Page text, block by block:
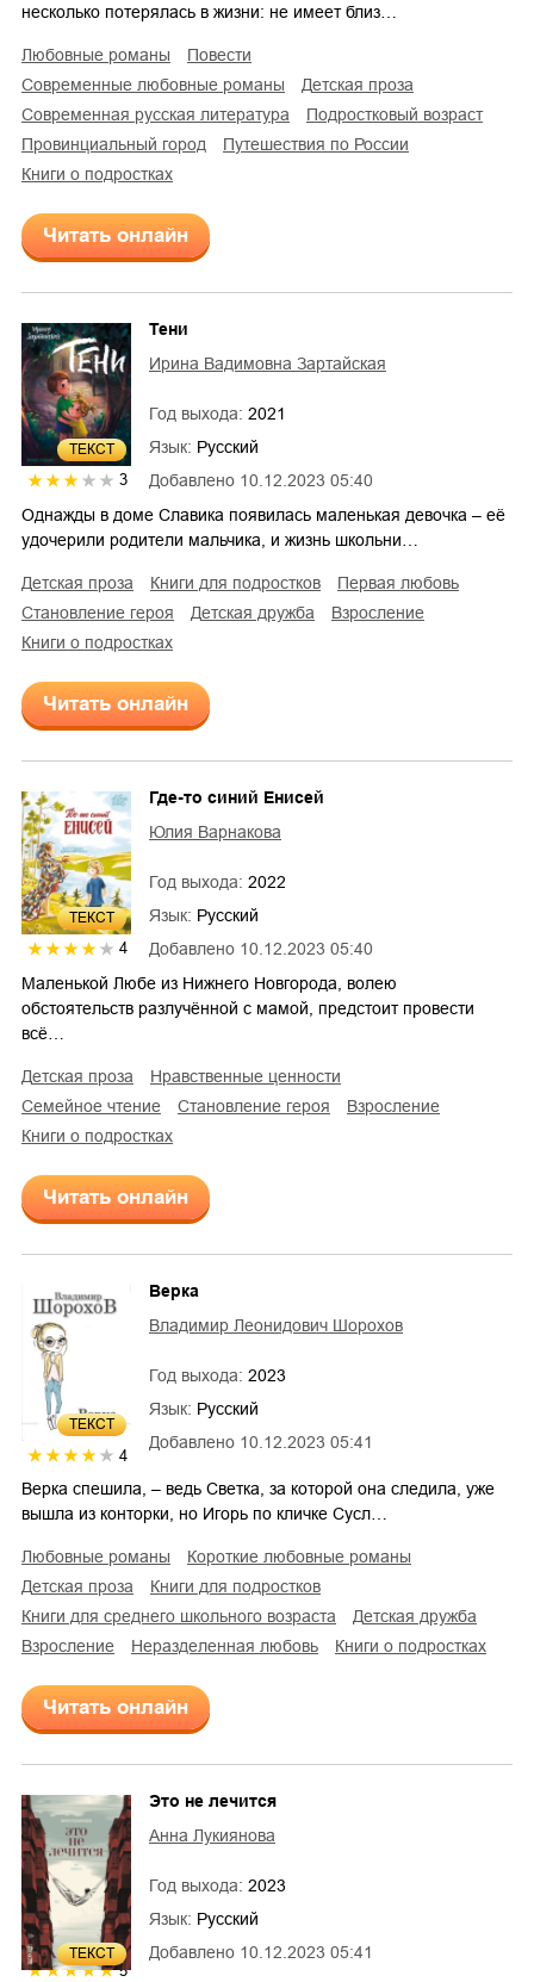
несколько потерялась в жизни: не имеет близ…
любовные романы
повести
современные любовные романы
детская проза
современная русская литература
подростковый возраст
провинциальный город
путешествия по России
книги о подростках
Читать онлайн
ТЕКСТ
3 Добавлено 10.12.2023 05:40
Тени
Ирина Вадимовна Зартайская
Год выхода: 2021
Язык: Русский
Однажды в доме Славика появилась маленькая девочка – её
удочерили родители мальчика, и жизнь школьни…
детская проза книги для подростков
первая любовь
становление героя
детская дружба
взросление
книги о подростках
Читать онлайн
ТЕКСТ
4 Добавлено 10.12.2023 05:40
Где-то синий Енисей
Юлия Варнакова
Год выхода: 2022
Язык: Русский
Маленькой Любе из Нижнего Новгорода, волею
обстоятельств разлучённой с мамой, предстоит провести
всё…
детская проза
нравственные ценности
семейное чтение
становление героя
взросление
книги о подростках
Читать онлайн
ТЕКСТ
4
Добавлено 10.12.2023 05:41
Верка
Владимир Леонидович Шорохов
Год выхода: 2023
Язык: Русский
Верка спешила, – ведь Светка, за которой она следила, уже
вышла из конторки, но Игорь по кличке Сусл…
любовные романы
короткие любовные романы
детская проза
книги для подростков
книги для среднего школьного возраста
детская дружба
взросление
неразделенная любовь книги о подростках
Читать онлайн
ТЕКСТ
5
Добавлено 10.12.2023 05:41
Это не лечится
Анна Лукиянова
Год выхода: 2023
Язык: Русский